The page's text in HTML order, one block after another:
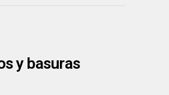
y basuras